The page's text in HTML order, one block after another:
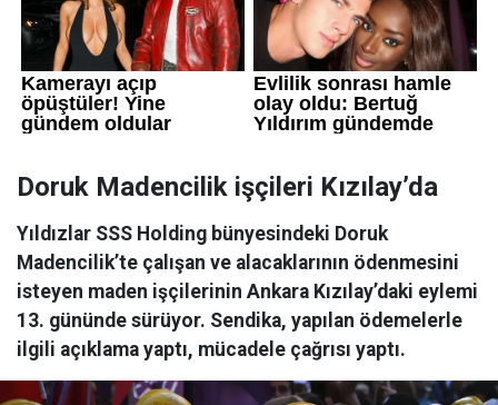
Doruk Madencilik işçileri Kızılay’da
Yıldızlar SSS Holding bünyesindeki Doruk
Madencilik’te çalışan ve alacaklarının ödenmesini
isteyen maden işçilerinin Ankara Kızılay’daki eylemi
13. gününde sürüyor. Sendika, yapılan ödemelerle
ilgili açıklama yaptı, mücadele çağrısı yaptı.